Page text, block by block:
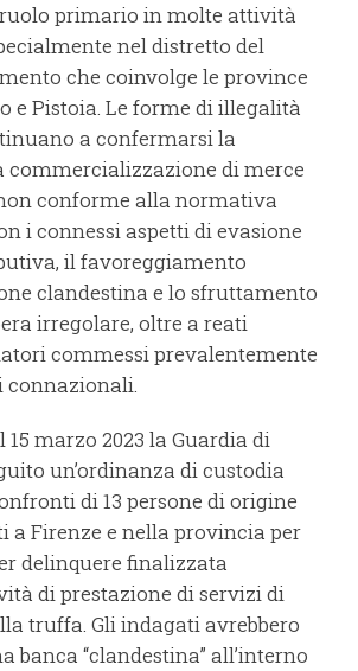
primario in molte attività
nel distretto del
che coinvolge le province
e Pistoia. Le forme di illegalità
a confermarsi la
commercializzazione di merce
conforme alla normativa
i connessi aspetti di evasione
il favoreggiamento
clandestina e lo sfruttamento
irregolare, oltre a reati
commessi prevalentemente
marzo 2023 la Guardia di
un’ordinanza di custodia
di 13 persone di origine
a Firenze e nella provincia per
delinquere finalizzata
di prestazione di servizi di
truffa. Gli indagati avrebbero
banca “clandestina” all’interno